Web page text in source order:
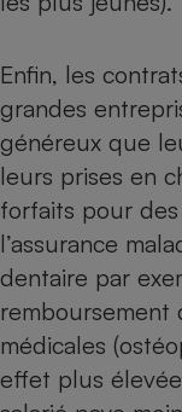
Enfin, les
grandes
généreux que
leurs prises en
forfaits pour
l’assurance
dentaire par
remboursement
médicales
effet plus